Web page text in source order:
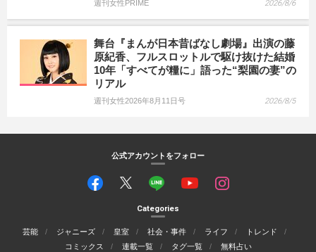
週刊女性PRIME 2026/8/6
舞台『まんが日本昔ばなし劇場』出演の藤
原紀香、フルスロットルで駆け抜けた結婚
10年「すべてが糧に」語った“梨園の妻”の
リアル
週刊女性2026年8月11日号 2026/8/5
公式アカウントをフォロー
Categories
芸能 ジャニーズ 皇室 社会・事件 ライフ
トレンド
コミックス
連載一覧 タグ一覧 無料占い